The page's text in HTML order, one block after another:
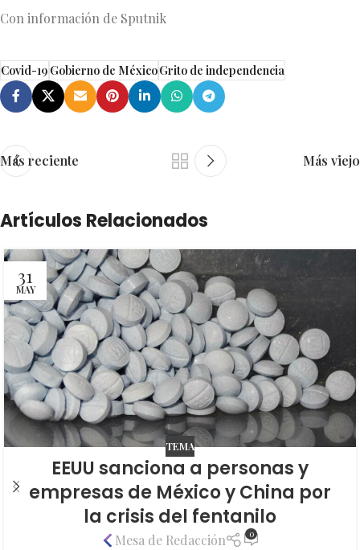
Con información de Sputnik
Covid-19Gobierno de MéxicoGrito de independencia
Más reciente Más viejo
Artículos Relacionados
31
MAY
TEMA
EEUU sanciona a personas y
empresas de México y China por
la crisis del fentanilo
Mesa de Redacción 0